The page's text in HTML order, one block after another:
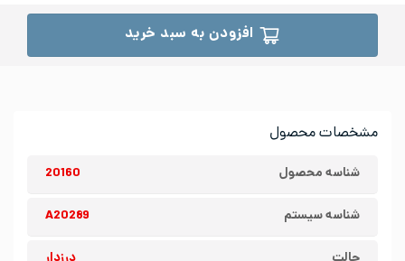
مشخصات محصول
شناسه محصول 20160
شناسه سیستم A20289
افزودن به سبد خرید